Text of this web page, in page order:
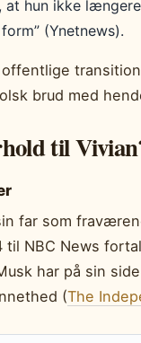
at hun ikke
(Ynetnews).
offentlige
brud med
til
far som
NBC News
har på sin
(The